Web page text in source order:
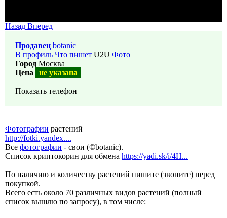
Назад Вперед
Продавец botanic
В профиль Что пишет U2U Фото
Город Москва
Цена
не указана
Показать телефон
Фотографии растений
http://fotki.yandex....
Все фотографии - свои (©botanic).
Список криптокорин для обмена https://yadi.sk/i/4H...
По наличию и количеству растений пишите (звоните) перед
покупкой.
Всего есть около 70 различных видов растений (полный
список вышлю по запросу), в том числе: